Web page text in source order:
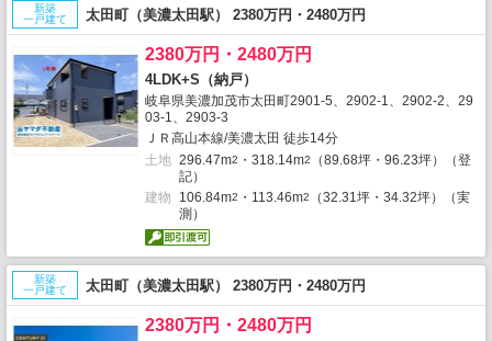
新築
一戸建て
太田町（美濃太田駅） 2380万円・2480万円
2380万円・2480万円
4LDK+S（納戸）
岐阜県美濃加茂市太田町2901-5、2902-1、2902-2、29
03-1、2903-3
ＪＲ高山本線/美濃太田 徒歩14分
土地 296.47m2 ・318.14m2
（89.68坪・96.23坪）（登
記）
建物
106.84m2 ・113.46m2
（32.31坪・34.32坪）（実
測）
新築
一戸建て
太田町（美濃太田駅） 2380万円・2480万円
2380万円・2480万円